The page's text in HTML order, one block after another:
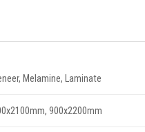
Melamine, Laminate
900x2200mm